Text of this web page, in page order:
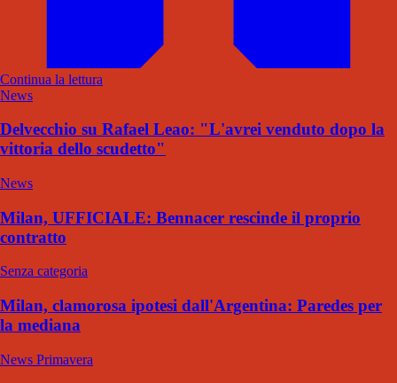
Continua la lettura
News
Delvecchio su Rafael Leao: "L'avrei venduto dopo la
vittoria dello scudetto"
News
Milan, UFFICIALE: Bennacer rescinde il proprio
contratto
Senza categoria
Milan, clamorosa ipotesi dall'Argentina: Paredes per
la mediana
News Primavera